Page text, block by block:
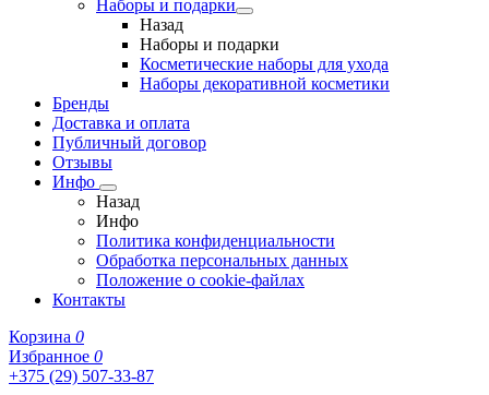
Наборы и подарки
Назад
Наборы и подарки
Косметические наборы для ухода
Наборы декоративной косметики
Бренды
Доставка и оплата
Публичный договор
Отзывы
Инфо
Назад
Инфо
Политика конфиденциальности
Обработка персональных данных
Положение о cookie-файлах
Контакты
Корзина 0
Избранное 0
+375 (29) 507-33-87